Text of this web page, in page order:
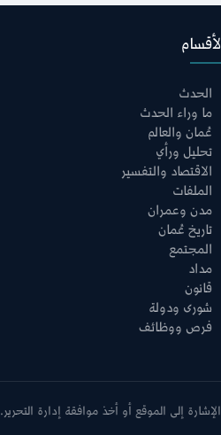
الحدث
ما وراء الحدث
عُمان والعالم
تحليل ورأي
الاقتصاد والتفسير
الملفات
مدن وعمران
تاريخ عُمان
المجتمع
مداد
قانون
شورى ودولة
فرص ووظائف
إلى الموقع أو أخذ موافقة إدارة التحرير.